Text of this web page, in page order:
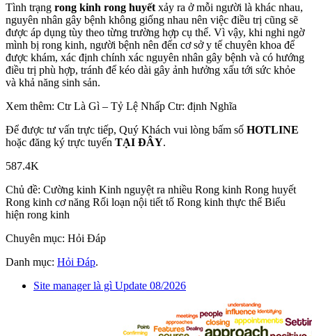
Tình trạng rong kinh rong huyết xảy ra ở mỗi người là khác nhau,
nguyên nhân gây bệnh không giống nhau nên việc điều trị cũng sẽ
được áp dụng tùy theo từng trường hợp cụ thể. Vì vậy, khi nghi ngờ
mình bị rong kinh, người bệnh nên đến cơ sở y tế chuyên khoa để
được khám, xác định chính xác nguyên nhân gây bệnh và có hướng
điều trị phù hợp, tránh để kéo dài gây ảnh hưởng xấu tới sức khỏe
và khả năng sinh sản.
Xem thêm: Ctr Là Gì – Tỷ Lệ Nhấp Ctr: định Nghĩa
Để được tư vấn trực tiếp, Quý Khách vui lòng bấm số HOTLINE
hoặc đăng ký trực tuyến TẠI ĐÂY.
587.4K
Chủ đề: Cường kinh Kinh nguyệt ra nhiều Rong kinh Rong huyết
Rong kinh cơ năng Rối loạn nội tiết tố Rong kinh thực thể Biểu
hiện rong kinh
Chuyên mục: Hỏi Đáp
Danh mục: Hỏi Đáp.
Site manager là gì Update 08/2026